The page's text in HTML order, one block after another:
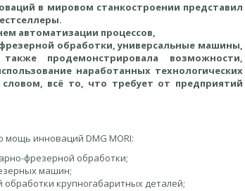
в мировом станкостроении представил
автоматизации процессов,
обработки, универсальные машины,
продемонстрировала возможности,
наработанных технологических
всё то, что требует от предприятий
инноваций DMG MORI:
фрезерной обработки;
машин;
крупногабаритных деталей;